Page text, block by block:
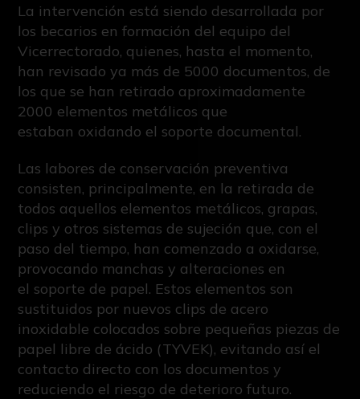
La intervención está siendo desarrollada por
los becarios en formación del equipo del
Vicerrectorado, quienes, hasta el momento,
han revisado ya más de 5000 documentos, de
los que se han retirado aproximadamente
2000 elementos metálicos que
estaban oxidando el soporte documental.
Las labores de conservación preventiva
consisten, principalmente, en la retirada de
todos aquellos elementos metálicos, grapas,
clips y otros sistemas de sujeción que, con el
paso del tiempo, han comenzado a oxidarse,
provocando manchas y alteraciones en
el soporte de papel. Estos elementos son
sustituidos por nuevos clips de acero
inoxidable colocados sobre pequeñas piezas de
papel libre de ácido (TYVEK), evitando así el
contacto directo con los documentos y
reduciendo el riesgo de deterioro futuro.